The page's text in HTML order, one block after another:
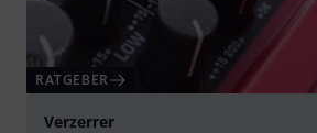
RATGEBER
Verzerrer